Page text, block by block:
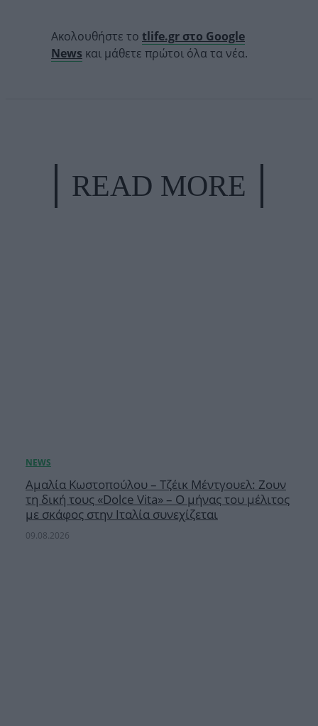
Ακολουθήστε το tlife.gr στο Google
News και μάθετε πρώτοι όλα τα νέα.
READ MORE
Αμαλία Κωστοπούλου – Τζέικ Μέντγουελ: Ζουν
τη δική τους «Dolce Vita» – Ο μήνας του μέλιτος
με σκάφος στην Ιταλία συνεχίζεται
09.08.2026